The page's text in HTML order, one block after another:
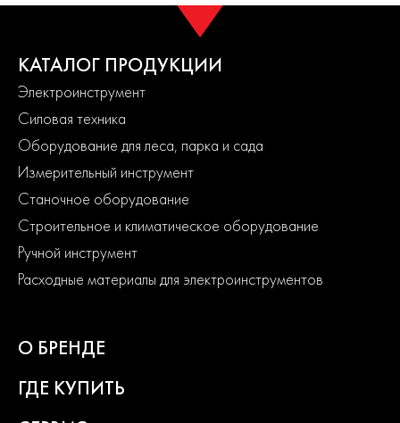
КАТАЛОГ ПРОДУКЦИИ
Электроинструмент
Силовая техника
Оборудование для леса, парка и сада
Измерительный инструмент
Станочное оборудование
Строительное и климатическое оборудование
Ручной инструмент
Расходные материалы для электроинструментов
О БРЕНДЕ
ГДЕ КУПИТЬ